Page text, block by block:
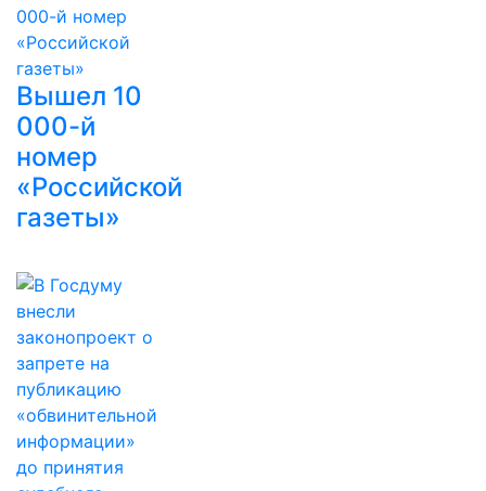
Вышел 10
000-й
номер
«Российской
газеты»